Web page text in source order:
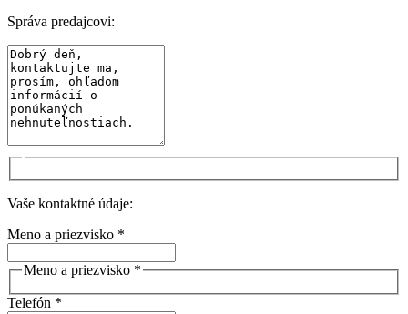
Správa predajcovi:
Vaše kontaktné údaje:
Meno a priezvisko *
Meno a priezvisko *
Telefón *